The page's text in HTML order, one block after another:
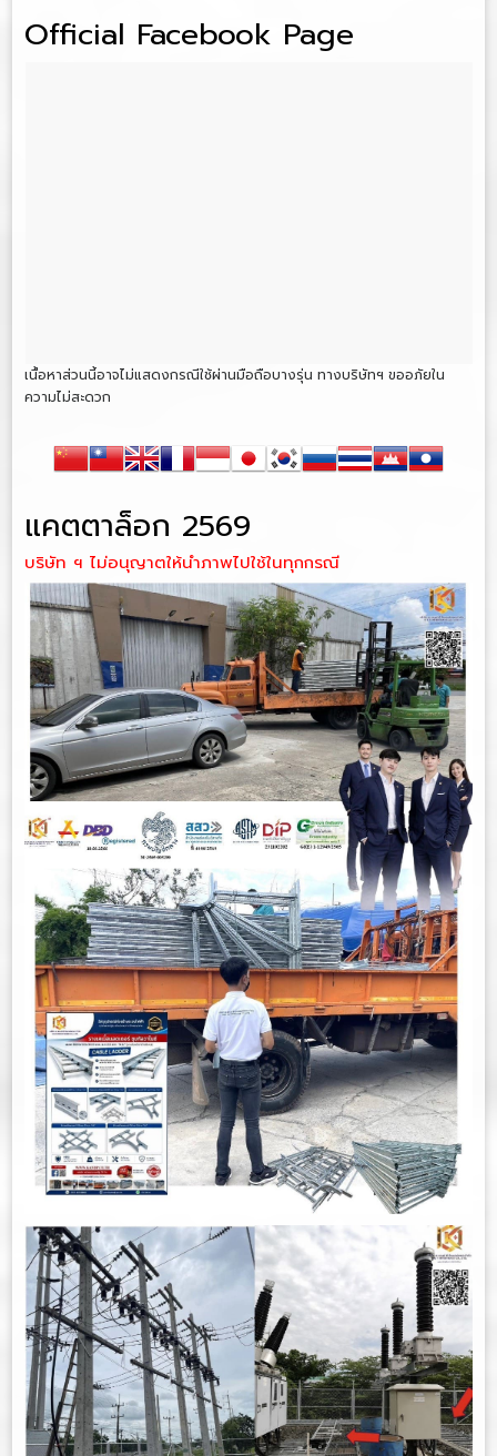
Official Facebook Page
เนื้อหาส่วนนี้อาจไม่แสดงกรณีใช้ผ่านมือถือบางรุ่น ทางบริษัทฯ ขออภัยใน
ความไม่สะดวก
แคตตาล็อก 2569
บริษัท ฯ ไม่อนุญาตให้นำภาพไปใช้ในทุกกรณี